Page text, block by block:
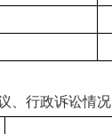
、行政诉讼情况